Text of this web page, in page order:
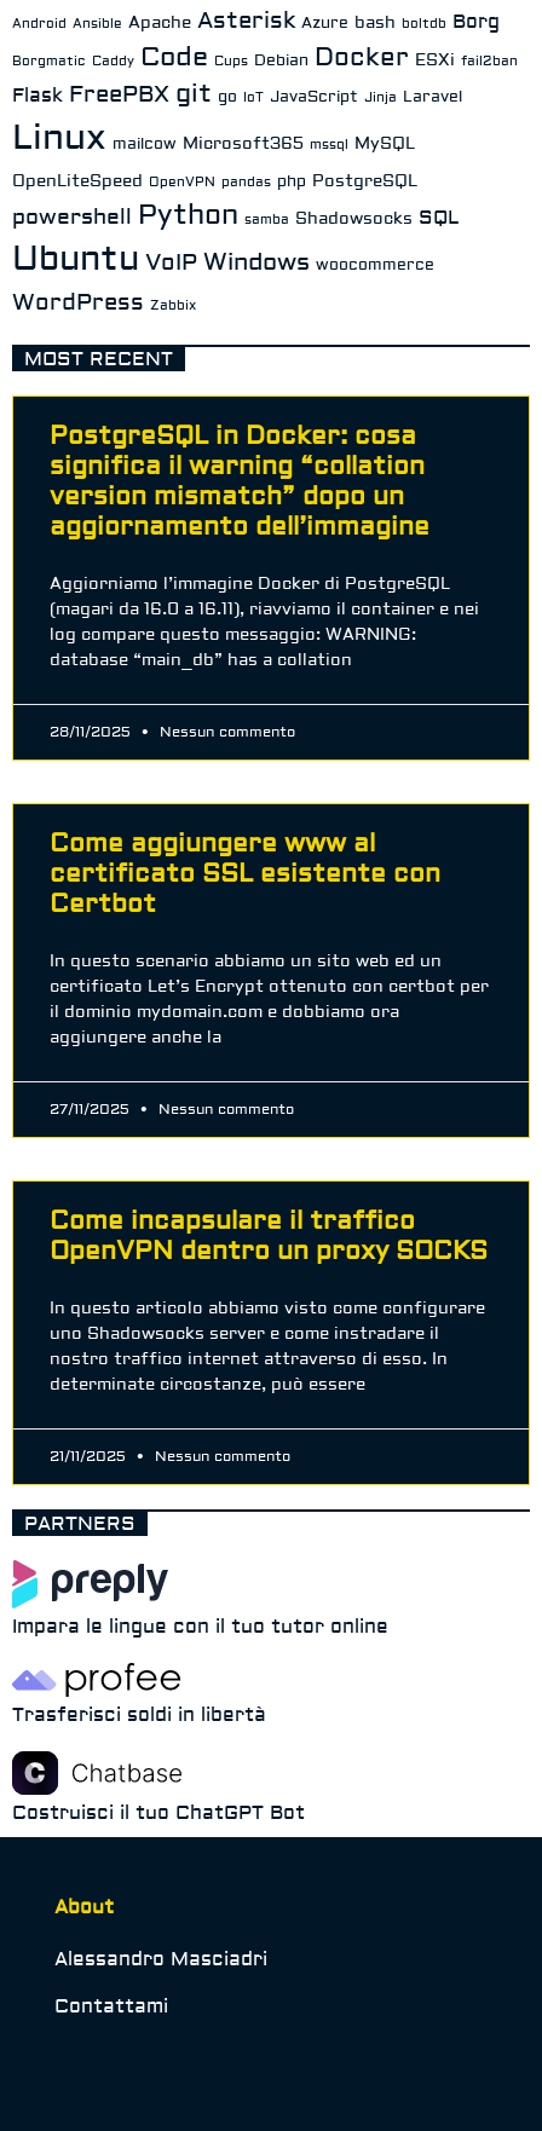
Android Ansible Apache Asterisk Azure bash boltdb Borg
Borgmatic Caddy Code Cups Debian Docker ESXi fail2ban
Flask FreePBX git go IoT JavaScript Jinja Laravel
Linux mailcow Microsoft365 mssql MySQL
OpenLiteSpeed OpenVPN pandas php PostgreSQL
powershell Python samba Shadowsocks SQL
Ubuntu VoIP Windows woocommerce
WordPress Zabbix
MOST RECENT
PostgreSQL in Docker: cosa
significa il warning “collation
version mismatch” dopo un
aggiornamento dell’immagine
Aggiorniamo l’immagine Docker di PostgreSQL
(magari da 16.0 a 16.11), riavviamo il container e nei
log compare questo messaggio: WARNING:
database “main_db” has a collation
28/11/2025 Nessun commento
Come aggiungere www al
certificato SSL esistente con
Certbot
In questo scenario abbiamo un sito web ed un
certificato Let’s Encrypt ottenuto con certbot per
il dominio mydomain.com e dobbiamo ora
aggiungere anche la
27/11/2025 Nessun commento
Come incapsulare il traffico
OpenVPN dentro un proxy SOCKS
In questo articolo abbiamo visto come configurare
uno Shadowsocks server e come instradare il
nostro traffico internet attraverso di esso. In
determinate circostanze, può essere
21/11/2025 Nessun commento
PARTNERS
Impara le lingue con il tuo tutor online
Trasferisci soldi in libertà
Costruisci il tuo ChatGPT Bot
About
Alessandro Masciadri
Contattami